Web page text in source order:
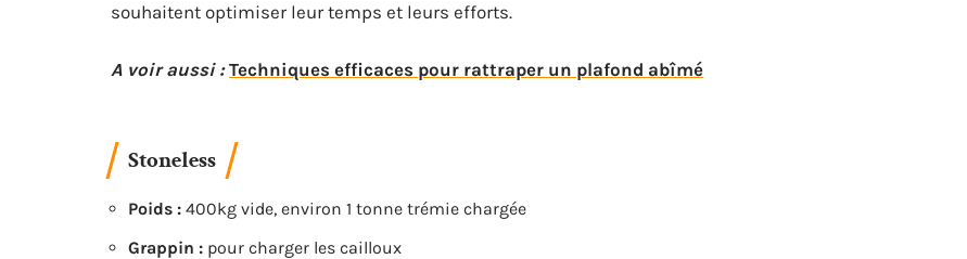
souhaitent optimiser leur temps et leurs efforts.
A voir aussi : Techniques efficaces pour rattraper un plafond abîmé
Stoneless
Poids : 400kg vide, environ 1 tonne trémie chargée
Grappin : pour charger les cailloux